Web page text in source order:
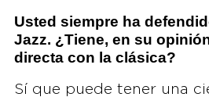
Usted siempre ha
Jazz. ¿Tiene, en su
directa con la clásica?
Sí que puede tener una